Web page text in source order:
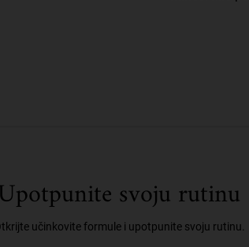
svoju rutinu
učinkovite formule i upotpunite svoju rutinu.